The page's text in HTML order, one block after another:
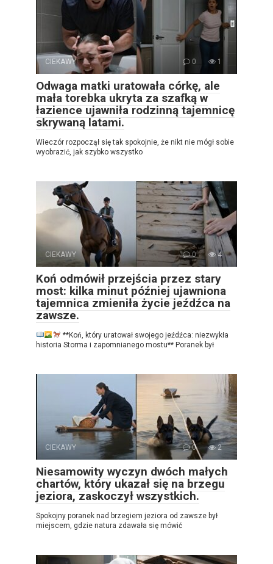
CIEKAWY 0 1
Odwaga matki uratowała córkę, ale
mała torebka ukryta za szafką w
łazience ujawniła rodzinną tajemnicę
skrywaną latami.
Wieczór rozpoczął się tak spokojnie, że nikt nie mógł sobie
wyobrazić, jak szybko wszystko
CIEKAWY 0 4
Koń odmówił przejścia przez stary
most: kilka minut później ujawniona
tajemnica zmieniła życie jeźdźca na
zawsze.
**Koń, który uratował swojego jeźdźca: niezwykła
historia Storma i zapomnianego mostu** Poranek był
CIEKAWY 0 2
Niesamowity wyczyn dwóch małych
chartów, który ukazał się na brzegu
jeziora, zaskoczył wszystkich.
Spokojny poranek nad brzegiem jeziora od zawsze był
miejscem, gdzie natura zdawała się mówić